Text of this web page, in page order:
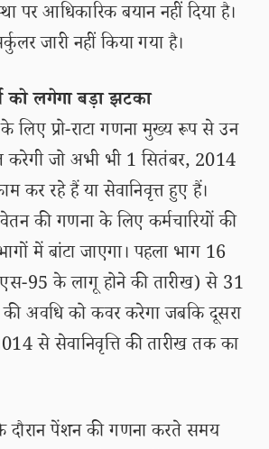
पर आधिकारिक बयान नहीं दिया है।
जारी नहीं किया गया है।
को लगेगा बड़ा झटका
लिए प्रो-राटा गणना मुख्य रूप से उन
करेगी जो अभी भी 1 सितंबर, 2014
कर रहे हैं या सेवानिवृत्त हुए हैं।
की गणना के लिए कर्मचारियों की
में बांटा जाएगा। पहला भाग 16
95 के लागू होने की तारीख) से 31
अवधि को कवर करेगा जबकि दूसरा
से सेवानिवृत्ति की तारीख तक का
पेंशन की गणना करते समय